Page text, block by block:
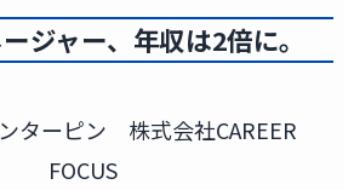
ジャー、年収は2倍に。